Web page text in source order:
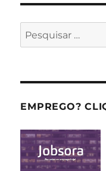
Pesquisar
por:
EMPREGO?